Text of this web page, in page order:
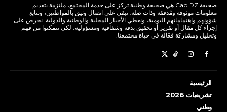
صحيفة Cap DZ هي صحيفة وطنية تركز على خدمة المجتمع، ملتزمة بتقديم
معلومات موثوقة ومُدققة وذات صلة. نبقى على اتصال وثيق بالمواطنين، ونتابع
شؤونهم واهتماماتهم اليومية، ونغطي الأخبار المحلية والوطنية والدولية. نحرص على
إجراء كل مقال أو تقرير أو تحقيق بدقة وشفافية ومسؤولية، لكي تتمكنوا من فهم
وتحليل ومشاركة فعّالة في حياة مجتمعنا.
الرئيسية
تشريعيات 2026
وطني